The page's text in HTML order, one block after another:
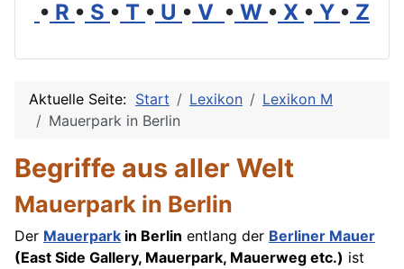
• R • S • T • U • V • W • X • Y • Z
Aktuelle Seite: Start Lexikon
Lexikon M
Mauerpark in Berlin
Begriffe aus aller Welt
Mauerpark in Berlin
Der Mauerpark in Berlin entlang der Berliner Mauer
(East Side Gallery, Mauerpark, Mauerweg etc.) ist